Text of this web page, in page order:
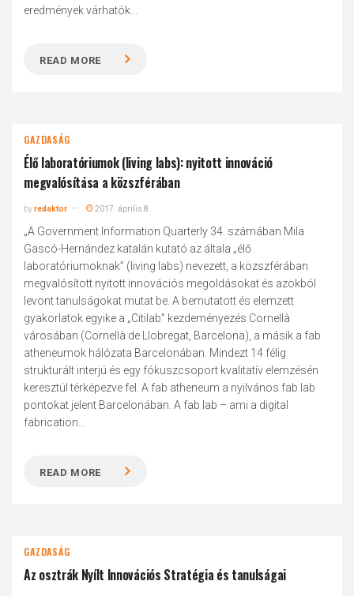
eredmények várhatók...
READ MORE
GAZDASÁG
Élő laboratóriumok (living labs): nyitott innováció
megvalósítása a közszférában
byredaktor 2017. április 8.
„A Government Information Quarterly 34. számában Mila
Gascó-Hernández katalán kutató az általa „élő
laboratóriumoknak” (living labs) nevezett, a közszférában
megvalósított nyitott innovációs megoldásokat és azokból
levont tanulságokat mutat be. A bemutatott és elemzett
gyakorlatok egyike a „Citilab” kezdeményezés Cornellà
városában (Cornellà de Llobregat, Barcelona), a másik a fab
atheneumok hálózata Barcelonában. Mindezt 14 félig
strukturált interjú és egy fókuszcsoport kvalitatív elemzésén
keresztül térképezve fel. A fab atheneum a nyilvános fab lab
pontokat jelent Barcelonában. A fab lab – ami a digital
fabrication...
READ MORE
GAZDASÁG
Az osztrák Nyílt Innovációs Stratégia és tanulságai